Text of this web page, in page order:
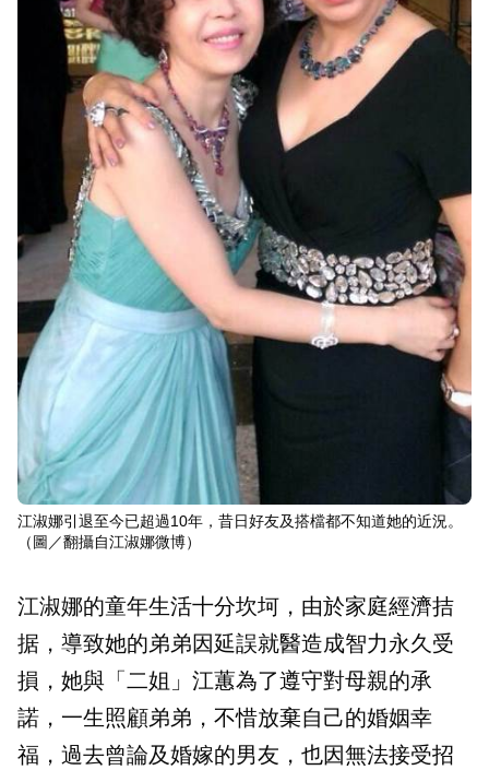
江淑娜引退至今已超過10年，昔日好友及搭檔都不知道她的近況。
（圖／翻攝自江淑娜微博）
江淑娜的童年生活十分坎坷，由於家庭經濟拮
据，導致她的弟弟因延誤就醫造成智力永久受
損，她與「二姐」江蕙為了遵守對母親的承
諾，一生照顧弟弟，不惜放棄自己的婚姻幸
福，過去曾論及婚嫁的男友，也因無法接受招